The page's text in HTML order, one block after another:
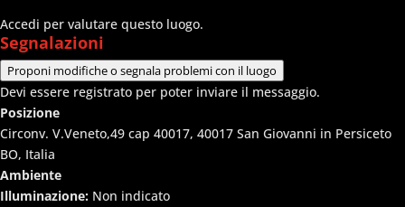
Accedi per valutare questo luogo.
Segnalazioni
Proponi modifiche o segnala problemi con il luogo
Devi essere registrato per poter inviare il messaggio.
Posizione
Circonv. V.Veneto,49 cap 40017, 40017 San Giovanni in Persiceto
BO, Italia
Ambiente
Illuminazione: Non indicato